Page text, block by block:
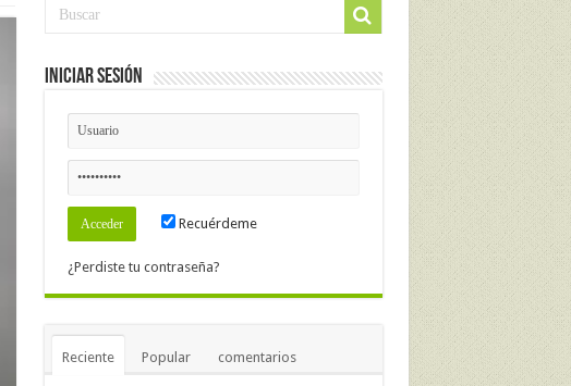
Iniciar Sesión
Recuérdeme
¿Perdiste tu contraseña?
Reciente Popular comentarios